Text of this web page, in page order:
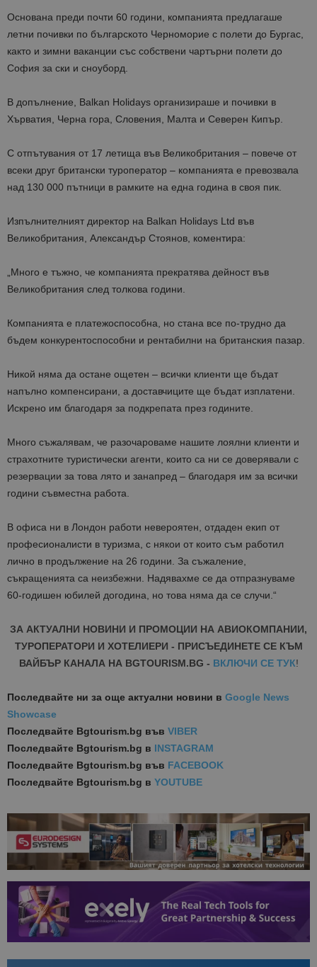
Основана преди почти 60 години, компанията предлагаше
летни почивки по българското Черноморие с полети до Бургас,
както и зимни ваканции със собствени чартърни полети до
София за ски и сноуборд.
В допълнение, Balkan Holidays организираше и почивки в
Хърватия, Черна гора, Словения, Малта и Северен Кипър
С отпътувания от 17 летища във Великобритания – повече от
всеки друг британски туроператор – компанията е превозвала
над 130 000 пътници в рамките на една година в своя пик.
Изпълнителният директор на Balkan Holidays Ltd във
Великобритания, Александър Стоянов , коментира:
„Много е тъжно, че компанията прекратява дейност във
Великобритания след толкова години.
Компанията е платежоспособна, но стана все по-трудно да
бъдем конкурентоспособни и рентабилни на британския пазар.
Никой няма да остане ощетен – всички клиенти ще бъдат
напълно компенсирани, а доставчиците ще бъдат изплатени.
Искрено им благодаря за подкрепата през годините.
Много съжалявам, че разочароваме нашите лоялни клиенти и
страхотните туристически агенти, които са ни се доверявали с
резервации за това лято и занапред – благодаря им за всички
години съвместна работа.
В офиса ни в Лондон работи невероятен, отдаден екип от
професионалисти в туризма, с някои от които съм работил
лично в продължение на 26 години. За съжаление,
съкращенията са неизбежни. Надявахме се да отпразнуваме
60-годишен юбилей догодина, но това няма да се случи.“
ЗА АКТУАЛНИ НОВИНИ И ПРОМОЦИИ НА АВИОКОМПАНИИ,
ТУРОПЕРАТОРИ И ХОТЕЛИЕРИ - ПРИСЪЕДИНЕТЕ СЕ КЪМ
ВАЙБЪР КАНАЛА НА BGTOURISM.BG - ВКЛЮЧИ СЕ ТУК!
Последвайте ни за още актуални новини в Google News
Showcase
Последвайте Bgtourism.bg във VIBER
Последвайте Bgtourism.bg в INSTAGRAM
Последвайте Bgtourism.bg във FACEBOOK
Последвайте Bgtourism.bg в YOUTUBE